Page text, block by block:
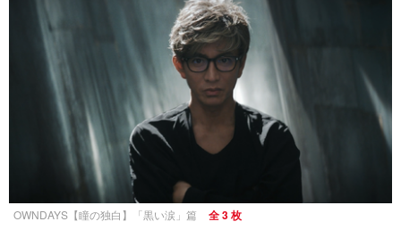
OWNDAYS【瞳の独白】「黒い涙」篇 全 3 枚